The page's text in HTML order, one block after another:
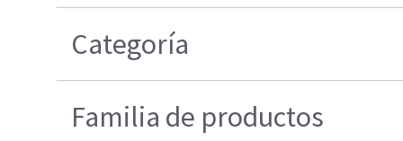
Categoría
Familia de productos